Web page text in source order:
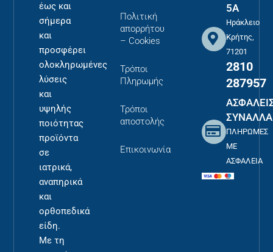
έως και
σήμερα
και
προσφέρει
ολοκληρωμένες
λύσεις
και
υψηλής
ποιότητας
προϊόντα
σε
ιατρικά,
αναπηρικά
και
ορθοπεδικά
είδη.
Με τη
Πολιτική
απορρήτου
– Cookies
Τρόποι
Πληρωμής
Τρόποι
αποστολής
Επικοινωνία
5Α
Ηράκλειο
Κρήτης,
71201
2810
287957
ΠΛΗΡΩΜΕΣ
ΜΕ
ΑΣΦΑΛΕΙΑ